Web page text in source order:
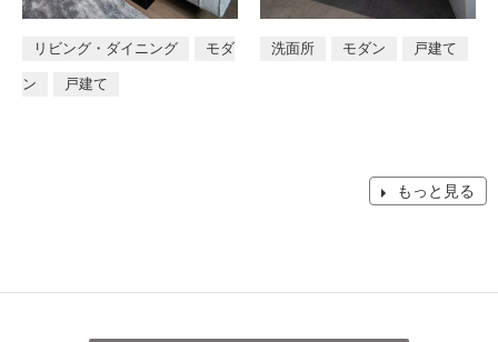
リビング・ダイニング モダ
ン 戸建て
洗面所 モダン 戸建て
もっと見る